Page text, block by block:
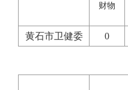
财物
黄石市卫健委 0